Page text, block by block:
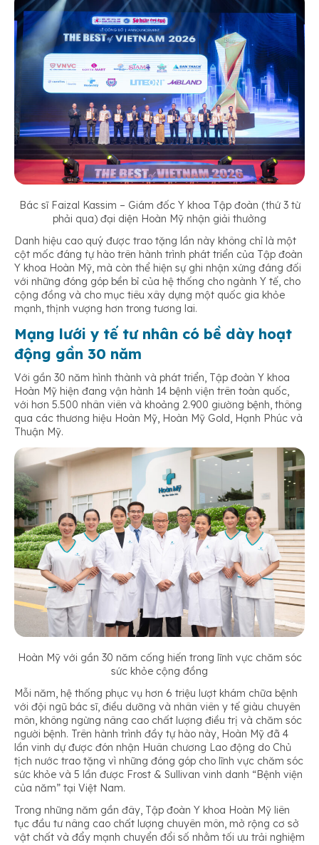
Bác sĩ Faizal Kassim – Giám đốc Y khoa Tập đoàn (thứ 3 từ
phải qua) đại diện Hoàn Mỹ nhận giải thưởng
Danh hiệu cao quý được trao tặng lần này không chỉ là một
cột mốc đáng tự hào trên hành trình phát triển của Tập đoàn
Y khoa Hoàn Mỹ, mà còn thể hiện sự ghi nhận xứng đáng đối
với những đóng góp bền bỉ của hệ thống cho ngành Y tế, cho
cộng đồng và cho mục tiêu xây dựng một quốc gia khỏe
mạnh, thịnh vượng hơn trong tương lai.
Mạng lưới y tế tư nhân có bề dày hoạt
động gần 30 năm
Với gần 30 năm hình thành và phát triển, Tập đoàn Y khoa
Hoàn Mỹ hiện đang vận hành 14 bệnh viện trên toàn quốc,
với hơn 5.500 nhân viên và khoảng 2.900 giường bệnh, thông
qua các thương hiệu Hoàn Mỹ, Hoàn Mỹ Gold, Hạnh Phúc và
Thuận Mỹ.
Hoàn Mỹ với gần 30 năm cống hiến trong lĩnh vực chăm sóc
sức khỏe cộng đồng
Mỗi năm, hệ thống phục vụ hơn 6 triệu lượt khám chữa bệnh
với đội ngũ bác sĩ, điều dưỡng và nhân viên y tế giàu chuyên
môn, không ngừng nâng cao chất lượng điều trị và chăm sóc
người bệnh. Trên hành trình đầy tự hào này, Hoàn Mỹ đã 4
lần vinh dự được đón nhận Huân chương Lao động do Chủ
tịch nước trao tặng vì những đóng góp cho lĩnh vực chăm sóc
sức khỏe và 5 lần được Frost & Sullivan vinh danh “Bệnh viện
của năm” tại Việt Nam.
Trong những năm gần đây, Tập đoàn Y khoa Hoàn Mỹ liên
tục đầu tư nâng cao chất lượng chuyên môn, mở rộng cơ sở
vật chất và đẩy mạnh chuyển đổi số nhằm tối ưu trải nghiệm